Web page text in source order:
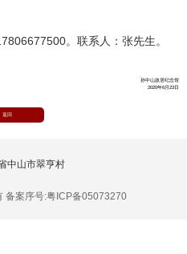
。联系人：张先生。
孙中山故居纪念馆
2020年6月23日
返回
中山市翠亨村
备案序号:粤ICP备05073270